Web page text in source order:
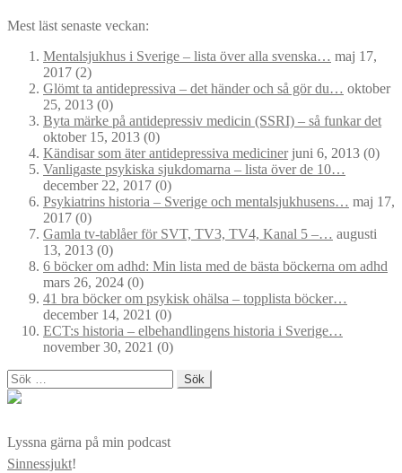
Mest läst senaste veckan:
Mentalsjukhus i Sverige – lista över alla svenska… maj 17,
2017 (2)
Glömt ta antidepressiva – det händer och så gör du… oktober
25, 2013 (0)
Byta märke på antidepressiv medicin (SSRI) – så funkar det
oktober 15, 2013 (0)
Kändisar som äter antidepressiva medicinerjuni 6, 2013 (0)
Vanligaste psykiska sjukdomarna – lista över de 10…
december 22, 2017 (0)
Psykiatrins historia – Sverige och mentalsjukhusens… maj 17,
2017 (0)
Gamla tv-tablåer för SVT, TV3, TV4, Kanal 5 –… augusti
13, 2013 (0)
6 böcker om adhd: Min lista med de bästa böckerna om adhd
mars 26, 2024 (0)
41 bra böcker om psykisk ohälsa – topplista böcker…
december 14, 2021 (0)
ECT:s historia – elbehandlingens historia i Sverige…
november 30, 2021 (0)
Sök
efter:
Lyssna gärna på min podcast
Sinnessjukt!